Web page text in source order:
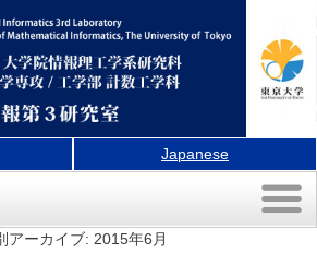
Japanese
アーカイブ: 2015年6月